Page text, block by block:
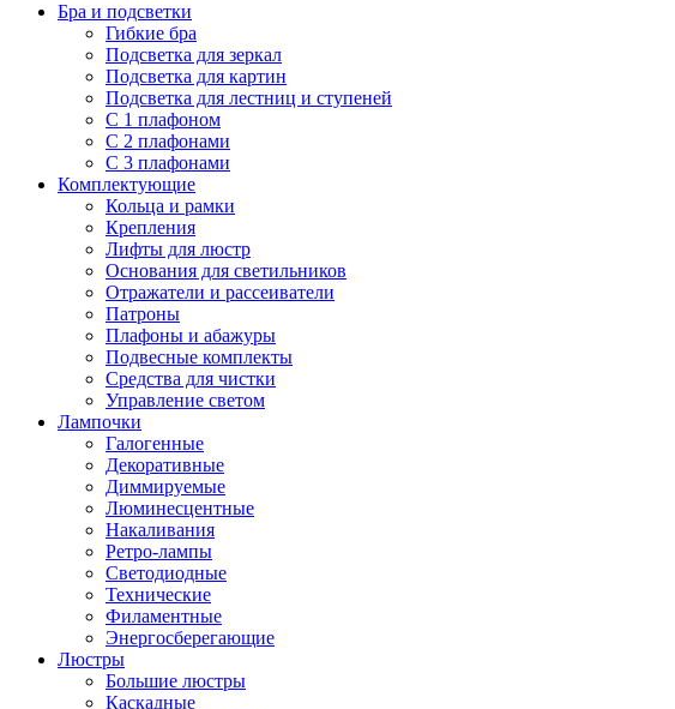
Бра и подсветки
Гибкие бра
Подсветка для зеркал
Подсветка для картин
Подсветка для лестниц и ступеней
С 1 плафоном
С 2 плафонами
С 3 плафонами
Комплектующие
Кольца и рамки
Крепления
Лифты для люстр
Основания для светильников
Отражатели и рассеиватели
Патроны
Плафоны и абажуры
Подвесные комплекты
Средства для чистки
Управление светом
Лампочки
Галогенные
Декоративные
Диммируемые
Люминесцентные
Накаливания
Ретро-лампы
Светодиодные
Технические
Филаментные
Энергосберегающие
Люстры
Большие люстры
Каскадные